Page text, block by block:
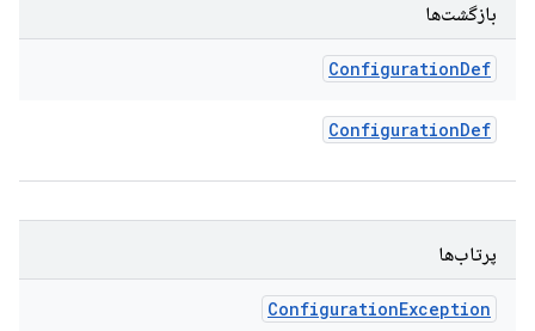
بازگشت‌ها
ConfigurationDef
ConfigurationDef
پرتاب‌ها
ConfigurationException